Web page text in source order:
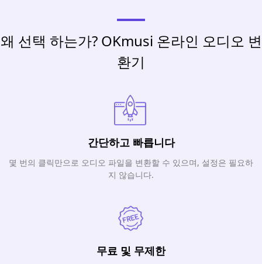
왜 선택 하는가? OKmusi 온라인 오디오 변
환기
간단하고 빠릅니다
몇 번의 클릭만으로 오디오 파일을 변환할 수 있으며, 설정은 필요하
지 않습니다.
무료 및 무제한